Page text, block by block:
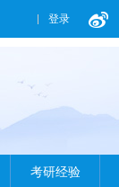
登录
考研经验